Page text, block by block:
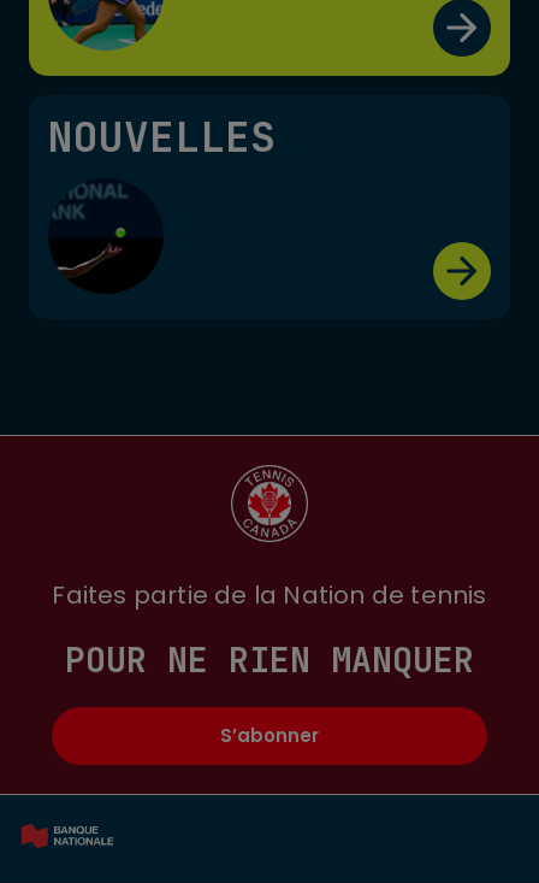
NOUVELLES
Faites partie de la Nation de tennis
POUR NE RIEN MANQUER
S’abonner